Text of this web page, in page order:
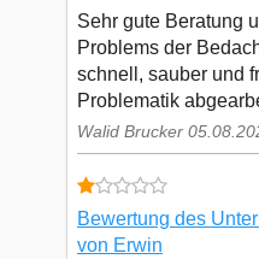
Sehr gute Beratung
Problems der
schnell, sauber und
Problematik
Walid Brucker
Bewertung des
von Erwin